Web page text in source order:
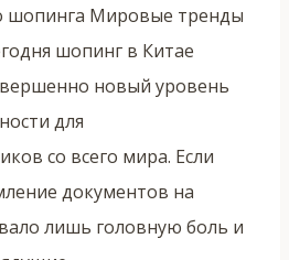
шопинга Мировые тренды
шопинг в Китае
новый уровень
для
со всего мира. Если
документов на
лишь головную боль и